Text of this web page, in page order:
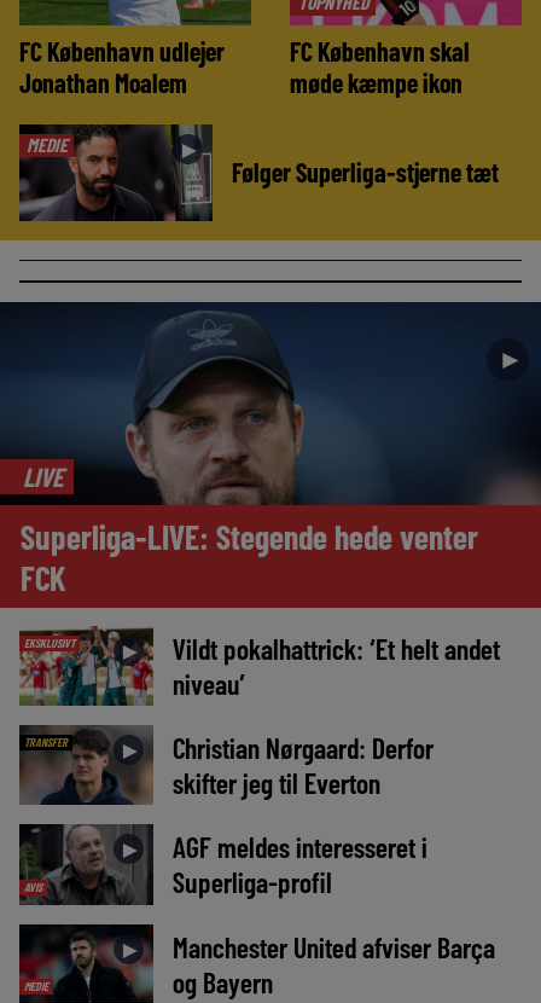
FC København udlejer
Jonathan Moalem
FC København skal
møde kæmpe ikon
MEDIE ►
Følger Superliga-stjerne tæt
►
LIVE
Superliga-LIVE: Stegende hede venter
FCK
EKSKLUSIVT ►
Vildt pokalhattrick: ‘Et helt andet
niveau’
TRANSFER ►
Christian Nørgaard: Derfor
skifter jeg til Everton
AVIS
►
AGF meldes interesseret i
Superliga-profil
MEDIE
►
Manchester United afviser Barça
og Bayern